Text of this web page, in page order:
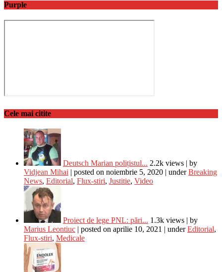
Purple
Cele mai citite
Deutsch Marian polițistul... 2.2k views | by
Vidjean Mihai | posted on noiembrie 5, 2020 | underBreaking
News, Editorial, Flux-stiri, Justitie, Video
Proiect de lege PNL: pări... 1.3k views | by
Marius Leontiuc | posted on aprilie 10, 2021 | underEditorial,
Flux-stiri, Medicale